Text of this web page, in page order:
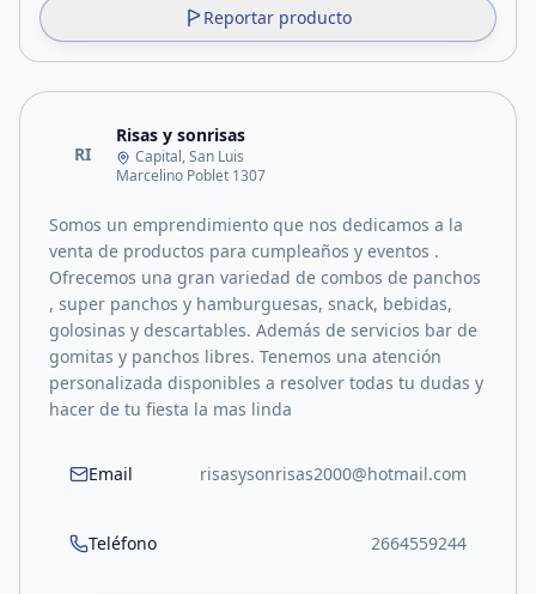
Reportar producto
RI
Risas y sonrisas
Capital, San Luis
Marcelino Poblet 1307
Somos un emprendimiento que nos dedicamos a la
venta de productos para cumpleaños y eventos .
Ofrecemos una gran variedad de combos de panchos
, super panchos y hamburguesas, snack, bebidas,
golosinas y descartables. Además de servicios bar de
gomitas y panchos libres. Tenemos una atención
personalizada disponibles a resolver todas tu dudas y
hacer de tu fiesta la mas linda
Email risasysonrisas2000@hotmail.com
Teléfono 2664559244